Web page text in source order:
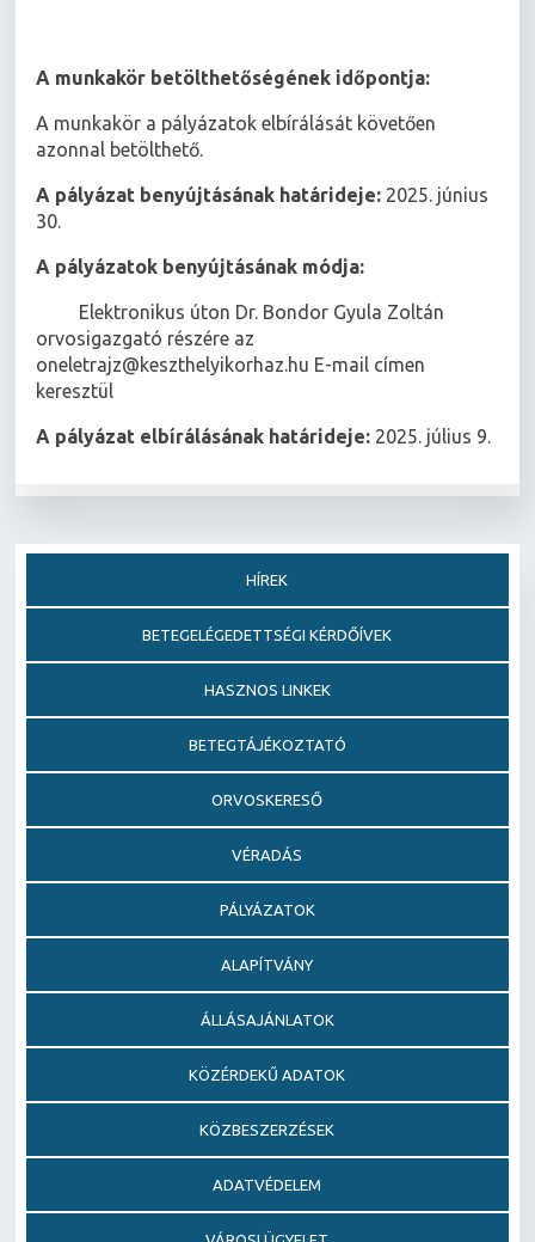
A munkakör betölthetőségének időpontja:
A munkakör a pályázatok elbírálását követően
azonnal betölthető.
A pályázat benyújtásának határideje: 2025. június
30.
A pályázatok benyújtásának módja:
 Elektronikus úton Dr. Bondor Gyula Zoltán
orvosigazgató részére az
oneletrajz@keszthelyikorhaz.hu E-mail címen
keresztül
A pályázat elbírálásának határideje: 2025. július 9.
HÍREK
BETEGELÉGEDETTSÉGI KÉRDŐÍVEK
HASZNOS LINKEK
BETEGTÁJÉKOZTATÓ
ORVOSKERESŐ
VÉRADÁS
PÁLYÁZATOK
ALAPÍTVÁNY
ÁLLÁSAJÁNLATOK
KÖZÉRDEKŰ ADATOK
KÖZBESZERZÉSEK
ADATVÉDELEM